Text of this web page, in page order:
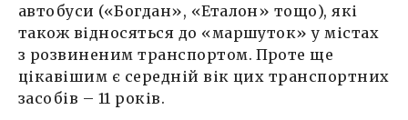
автобуси («Богдан», «Еталон» тощо), які
також відносяться до «маршуток» у містах
з розвиненим транспортом. Проте ще
цікавішим є середній вік цих транспортних
засобів – 11 років.